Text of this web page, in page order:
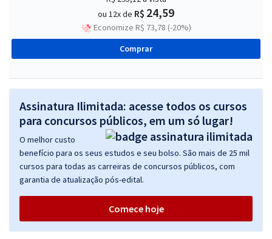
ou 12x de R$ 24,59
Economize R$ 73,78 (-20%)
Comprar
Assinatura Ilimitada: acesse todos os cursos
para concursos públicos, em um só lugar!
O melhor custo
benefício para os seus estudos e seu bolso. São mais de 25 mil
cursos para todas as carreiras de concursos públicos, com
garantia de atualização pós-edital.
Comece hoje